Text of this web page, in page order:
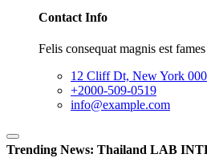
Contact Info
Felis consequat magnis est
12 Cliff Dt, New York
+2000-509-0519
info@example.com
Trending News: Thailand LAB